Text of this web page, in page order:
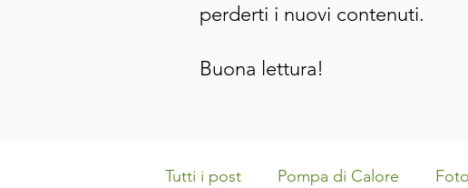
perderti i nuovi contenuti.
Buona lettura!
Tutti i post Pompa di Calore